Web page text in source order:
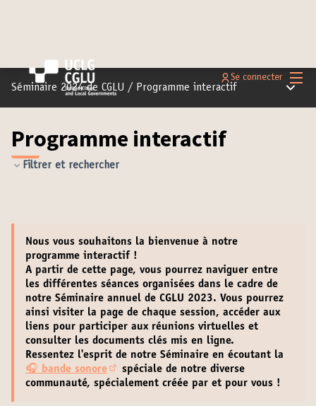
Se connecter
Séminaire 2024 de CGLU / Programme interactif Menu
Programme interactif
Filtrer et rechercher
Nous vous souhaitons la bienvenue à notre
programme interactif !
A partir de cette page, vous pourrez naviguer entre
les différentes séances organisées dans le cadre de
notre Séminaire annuel de CGLU 2023. Vous pourrez
ainsi visiter la page de chaque session, accéder aux
liens pour participer aux réunions virtuelles et
consulter les documents clés mis en ligne.
Ressentez l'esprit de notre Séminaire en écoutant la
🎧 bande sonore
(Lien externe)
spéciale de notre diverse
communauté, spécialement créée par et pour vous !